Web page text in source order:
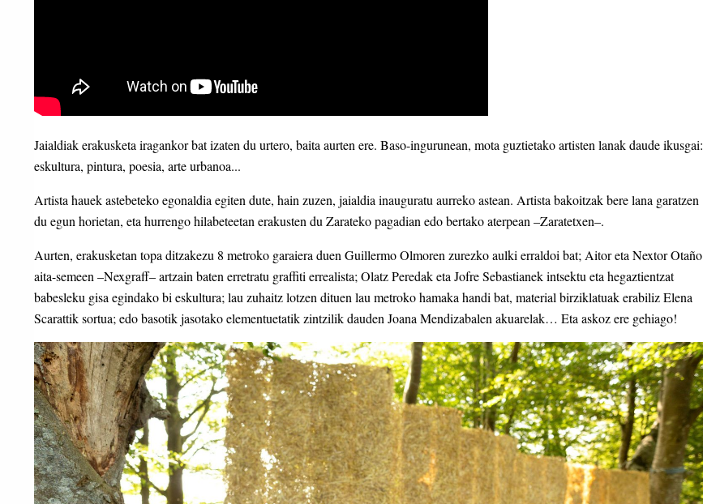
Jaialdiak erakusketa iragankor bat izaten du urtero, baita aurten ere. Baso-ingurunean, mota guztietako artisten lanak daude ikusgai:
eskultura, pintura, poesia, arte urbanoa...
Artista hauek astebeteko egonaldia egiten dute, hain zuzen, jaialdia inauguratu aurreko astean. Artista bakoitzak bere lana garatzen
du egun horietan, eta hurrengo hilabeteetan erakusten du Zarateko pagadian edo bertako aterpean –Zaratetxen–.
Aurten, erakusketan topa ditzakezu 8 metroko garaiera duen Guillermo Olmoren zurezko aulki erraldoi bat; Aitor eta Nextor Otaño
aita-semeen –Nexgraff– artzain baten erretratu graffiti errealista; Olatz Peredak eta Jofre Sebastianek intsektu eta hegaztientzat
babesleku gisa egindako bi eskultura; lau zuhaitz lotzen dituen lau metroko hamaka handi bat, material birziklatuak erabiliz Elena
Scarattik sortua; edo basotik jasotako elementuetatik zintzilik dauden Joana Mendizabalen akuarelak… Eta askoz ere gehiago!